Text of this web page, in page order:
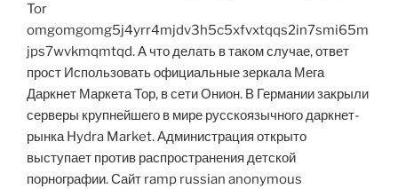
Tor
omgomgomg5j4yrr4mjdv3h5c5xfvxtqqs2in7smi65m
jps7wvkmqmtqd. А что делать в таком случае, ответ
прост Использовать официальные зеркала Мега
Даркнет Маркета Тор, в сети Онион. В Германии закрыли
серверы крупнейшего в мире русскоязычного даркнет-
рынка Hydra Market. Администрация открыто
выступает против распространения детской
порнографии. Сайт ramp russian anonymous